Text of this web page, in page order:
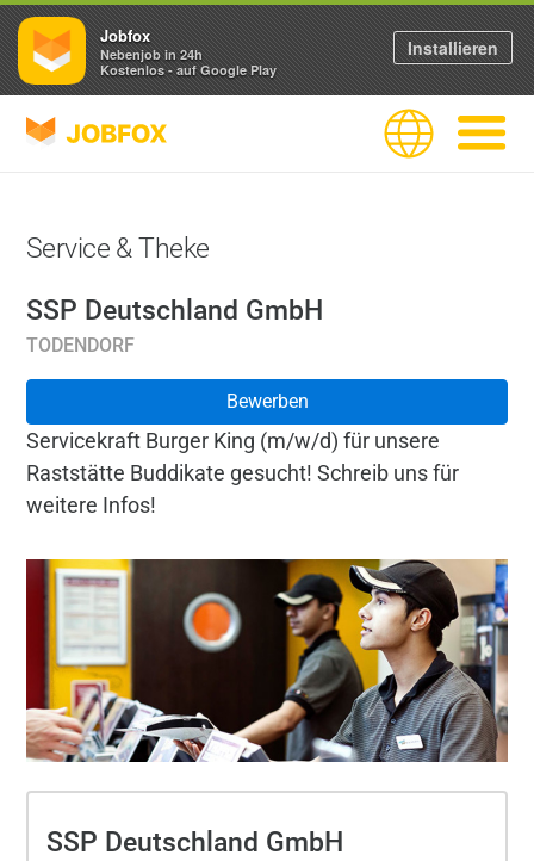
JOBFOX Sprache
Service & Theke
SSP Deutschland GmbH
TODENDORF
Bewerben
Servicekraft Burger King (m/w/d) für unsere
Raststätte Buddikate gesucht! Schreib uns für
weitere Infos!
SSP Deutschland GmbH
Jobfox
Nebenjob in 24h
Kostenlos - auf Google Play
Installieren